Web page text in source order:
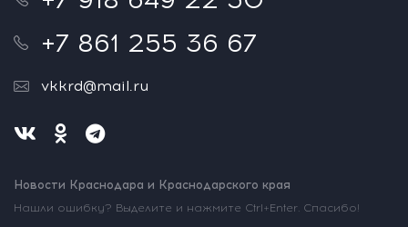
+7 861 255 36 67
vkkrd@mail.ru
Новости Краснодара и Краснодарского края
Нашли ошибку? Выделите и нажмите Ctrl+Enter. Спасибо!